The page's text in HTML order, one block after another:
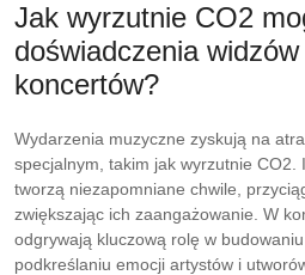
Jak wyrzutnie CO2
doświadczenia
koncertów?
Wydarzenia muzyczne zyskują na
specjalnym, takim jak wyrzutnie CO2.
tworzą niezapomniane chwile,
zwiększając ich zaangażowanie. W
odgrywają kluczową rolę w
podkreślaniu emocji artystów i